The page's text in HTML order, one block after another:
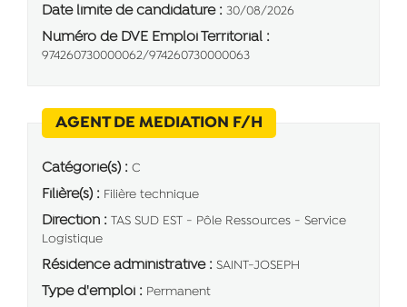
Date limite de candidature : 30/08/2026
Numéro de DVE Emploi Territorial :
974260730000062/974260730000063
AGENT DE MEDIATION F/H
Catégorie(s) : C
Filière(s) : Filière technique
Direction : TAS SUD EST - Pôle Ressources - Service
Logistique
Résidence administrative : SAINT-JOSEPH
Type d'emploi : Permanent